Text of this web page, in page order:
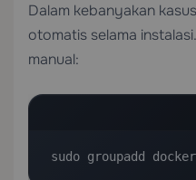
Dalam kebanyakan
otomatis selama
manual:
sudo groupadd docker